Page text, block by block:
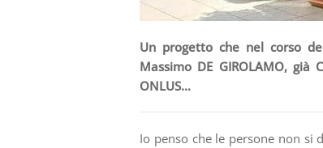
Un progetto che nel corso
Massimo DE GIROLAMO, già
ONLUS…
Io penso che le persone non si